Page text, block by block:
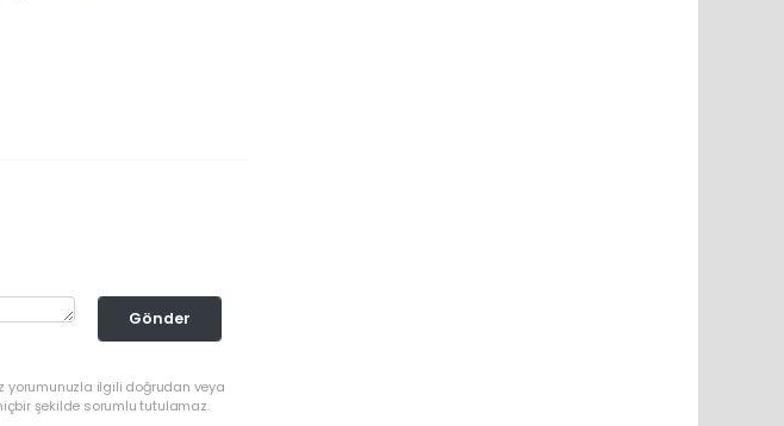
Gönder
yorumunuzla ilgili doğrudan veya
şekilde sorumlu tutulamaz.